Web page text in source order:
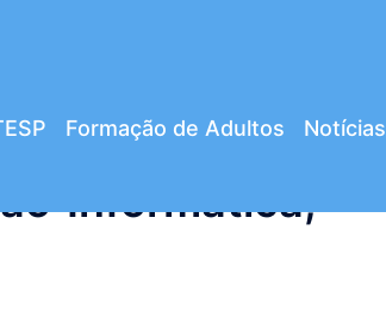
Formação de Adultos Notícias
Informática,